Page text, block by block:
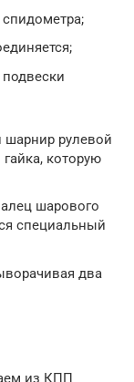
спидометра;
шарнир рулевой
которую
шарового
специальный
два
из КПП